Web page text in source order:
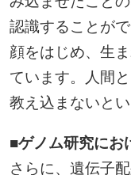
認識することが
顔をはじめ、生
ています。人間
教え込まないと
■ゲノム研究にお
さらに、遺伝子